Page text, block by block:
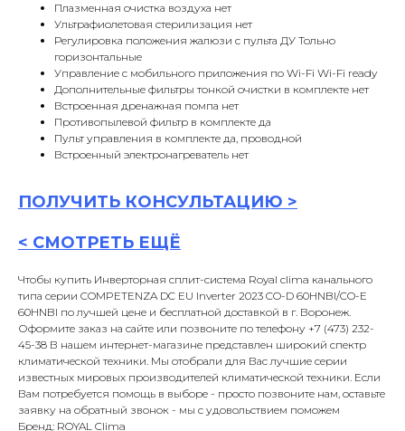
Плазменная очистка воздуха нет
Ультрафиолетовая стерилизация нет
Регулировка положения жалюзи с пульта ДУ Тольно
горизонтальные
Управление c мобильного приложения по Wi-Fi Wi-Fi ready
Дополнительные фильтры тонкой очистки в комплекте нет
Встроенная дренажная помпа нет
Противопылевой фильтр в комплекте да
Пульт управления в комплекте да, проводной
Встроенный электронагреватель нет
ПОЛУЧИТЬ КОНСУЛЬТАЦИЮ >
< СМОТРЕТЬ ЕЩЁ
Чтобы купить Инверторная сплит-система Royal clima канального
типа серии COMPETENZA DC EU Inverter 2023 CO-D 60HNBI/CO-E
60HNBI по лучшей цене и бесплатной доставкой в г. Воронеж.
Оформите заказ на сайте или позвоните по телефону +7 (473) 232-
45-38 В нашем интернет-магазине представлен широкий спектр
климатической техники. Мы отобрали для Вас лучшие серии
известных мировых производителей климатической техники. Если
Вам потребуется помощь в выборе - просто позвоните нам, оставьте
заявку на обратный звонок - мы с удовольствием поможем
Бренд: ROYAL Clima